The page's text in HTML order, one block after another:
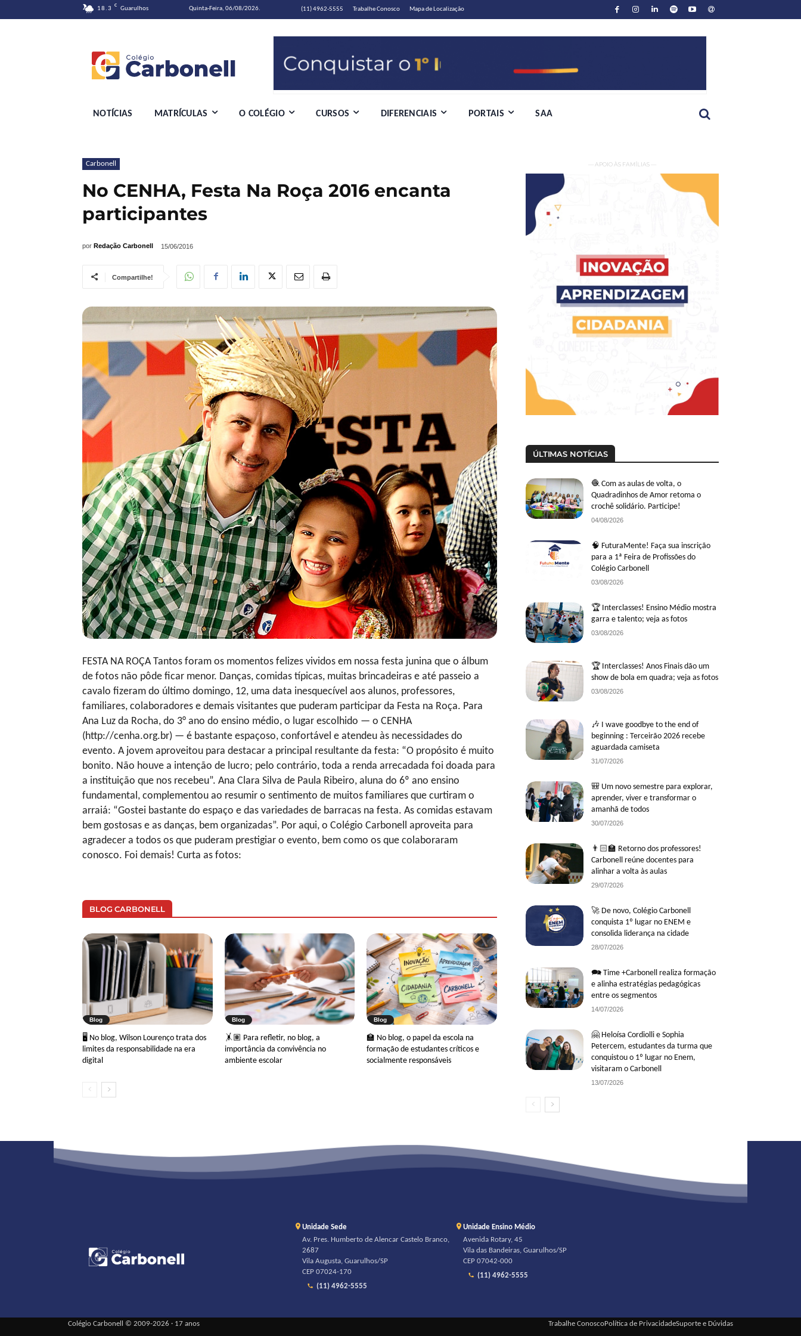
18.3 C Guarulhos Quinta-Feira, 06/08/2026. (11) 4962-5555 Trabalhe Conosco Mapa de Localização
NOTÍCIAS MATRÍCULAS O COLÉGIO CURSOS DIFERENCIAIS PORTAIS SAA
Carbonell
No CENHA, Festa Na Roça 2016 encanta
participantes
por Redação Carbonell 15/06/2016
Compartilhe!
FESTA NA ROÇA Tantos foram os momentos felizes vividos em nossa festa junina que o álbum
de fotos não pôde ficar menor. Danças, comidas típicas, muitas brincadeiras e até passeio a
cavalo fizeram do último domingo, 12, uma data inesquecível aos alunos, professores,
familiares, colaboradores e demais visitantes que puderam participar da Festa na Roça. Para
Ana Luz da Rocha, do 3° ano do ensino médio, o lugar escolhido — o CENHA
(http://cenha.org.br) — é bastante espaçoso, confortável e atendeu às necessidades do
evento. A jovem aproveitou para destacar a principal resultante da festa: “O propósito é muito
bonito. Não houve a intenção de lucro; pelo contrário, toda a renda arrecadada foi doada para
a instituição que nos recebeu”. Ana Clara Silva de Paula Ribeiro, aluna do 6º ano ensino
fundamental, complementou ao resumir o sentimento de muitos familiares que curtiram o
arraiá: “Gostei bastante do espaço e das variedades de barracas na festa. As comidas estavam
bem gostosas e as danças, bem organizadas”. Por aqui, o Colégio Carbonell aproveita para
agradecer a todos os que puderam prestigiar o evento, bem como os que colaboraram
conosco. Foi demais! Curta as fotos:
BLOG CARBONELL
Blog
🖥 No blog, Wilson Lourenço trata dos
limites da responsabilidade na era
digital
Blog
🤸🏽 Para refletir, no blog, a
importância da convivência no
ambiente escolar
Blog
🏫 No blog, o papel da escola na
formação de estudantes críticos e
socialmente responsáveis
— APOIO ÀS FAMÍLIAS —
ÚLTIMAS NOTÍCIAS
🧶 Com as aulas de volta, o
Quadradinhos de Amor retoma o
crochê solidário. Participe!
04/08/2026
🧠 FuturaMente! Faça sua inscrição
para a 1ª Feira de Profissões do
Colégio Carbonell
03/08/2026
🏆 Interclasses! Ensino Médio mostra
garra e talento; veja as fotos
03/08/2026
🏆 Interclasses! Anos Finais dão um
show de bola em quadra; veja as fotos
03/08/2026
🎶 I wave goodbye to the end of
beginning : Terceirão 2026 recebe
aguardada camiseta
31/07/2026
🎒 Um novo semestre para explorar,
aprender, viver e transformar o
amanhã de todos
30/07/2026
👨🏻‍🏫 Retorno dos professores!
Carbonell reúne docentes para
alinhar a volta às aulas
29/07/2026
🚀 De novo, Colégio Carbonell
conquista 1º lugar no ENEM e
consolida liderança na cidade
28/07/2026
🗪 Time +Carbonell realiza formação
e alinha estratégias pedagógicas
entre os segmentos
14/07/2026
🤗 Heloísa Cordiolli e Sophia
Petercem, estudantes da turma que
conquistou o 1º lugar no Enem,
visitaram o Carbonell
13/07/2026
Unidade Sede
Av. Pres. Humberto de Alencar Castelo Branco,
2687
Vila Augusta, Guarulhos/SP
CEP 07024-170
(11) 4962-5555
Unidade Ensino Médio
Avenida Rotary, 45
Vila das Bandeiras, Guarulhos/SP
CEP 07042-000
(11) 4962-5555
Colégio Carbonell © 2009-2026 · 17 anos Trabalhe ConoscoPolítica de PrivacidadeSuporte e Dúvidas